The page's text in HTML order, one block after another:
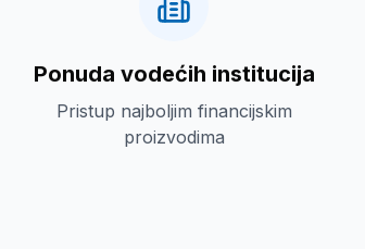
Ponuda vodećih institucija
Pristup najboljim financijskim
proizvodima